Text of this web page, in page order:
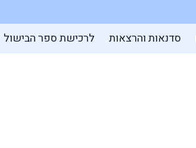
סדנאות והרצאות לרכישת ספר הבישול